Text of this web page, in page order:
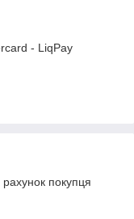
- LiqPay
покупця